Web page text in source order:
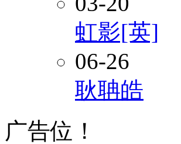
虹影[英]
06-26
耿聃皓
广告位！